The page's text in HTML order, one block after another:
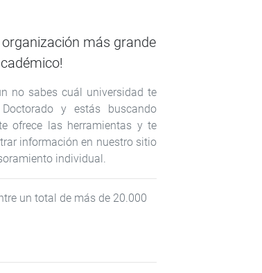
organización más grande
no sabes cuál universidad te
y estás buscando
ofrece las herramientas y te
información en nuestro sitio
individual.
un total de más de 20.000